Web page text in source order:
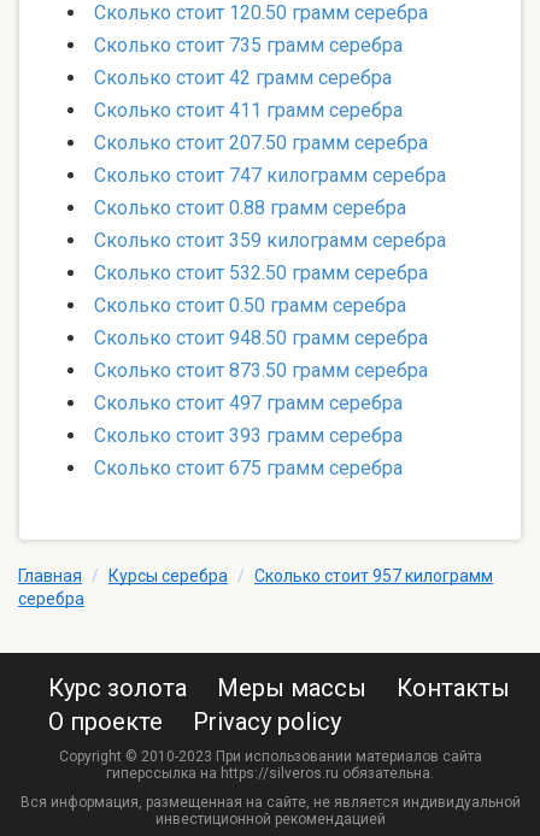
Сколько стоит 120.50 грамм серебра
Сколько стоит 735 грамм серебра
Сколько стоит 42 грамм серебра
Сколько стоит 411 грамм серебра
Сколько стоит 207.50 грамм серебра
Сколько стоит 747 килограмм серебра
Сколько стоит 0.88 грамм серебра
Сколько стоит 359 килограмм серебра
Сколько стоит 532.50 грамм серебра
Сколько стоит 0.50 грамм серебра
Сколько стоит 948.50 грамм серебра
Сколько стоит 873.50 грамм серебра
Сколько стоит 497 грамм серебра
Сколько стоит 393 грамм серебра
Сколько стоит 675 грамм серебра
Главная / Курсы серебра / Сколько стоит 957 килограмм
серебра
Курс золота Меры массы
Контакты
О проекте
Privacy policy
Copyright © 2010-2023 При использовании материалов сайта
гиперссылка на https://silveros.ru обязательна.
Вся информация, размещенная на сайте, не является индивидуальной
инвестиционной рекомендацией